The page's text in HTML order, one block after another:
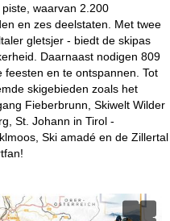
waarvan 2.200
en zes deelstaten. Met twee
gletsjer - biedt de skipas
Daarnaast nodigen 809
feesten en te ontspannen. Tot
skigebieden zoals het
Fieberbrunn, Skiwelt Wilder
St. Johann in Tirol -
Ski amadé en de Zillertal